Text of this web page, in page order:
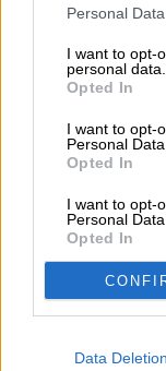
Personal
I want to opt-
personal data.
Opted In
I want to opt-
Personal Data.
Opted In
I want to opt-
Personal
Opted In
Data Deletion
iPhone